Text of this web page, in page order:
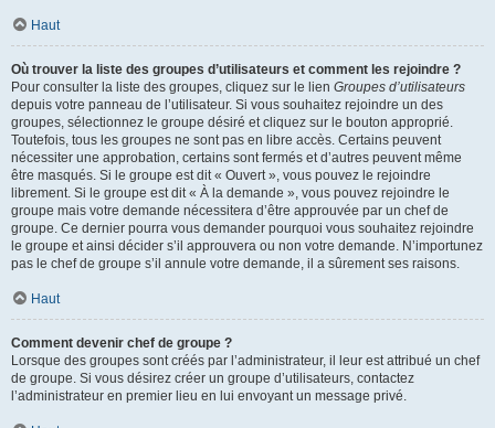
Haut
Où trouver la liste des groupes d’utilisateurs et comment les rejoindre ?
Pour consulter la liste des groupes, cliquez sur le lien Groupes d’utilisateurs
depuis votre panneau de l’utilisateur. Si vous souhaitez rejoindre un des
groupes, sélectionnez le groupe désiré et cliquez sur le bouton approprié.
Toutefois, tous les groupes ne sont pas en libre accès. Certains peuvent
nécessiter une approbation, certains sont fermés et d’autres peuvent même
être masqués. Si le groupe est dit « Ouvert », vous pouvez le rejoindre
librement. Si le groupe est dit « À la demande », vous pouvez rejoindre le
groupe mais votre demande nécessitera d’être approuvée par un chef de
groupe. Ce dernier pourra vous demander pourquoi vous souhaitez rejoindre
le groupe et ainsi décider s’il approuvera ou non votre demande. N’importunez
pas le chef de groupe s’il annule votre demande, il a sûrement ses raisons.
Haut
Comment devenir chef de groupe ?
Lorsque des groupes sont créés par l’administrateur, il leur est attribué un chef
de groupe. Si vous désirez créer un groupe d’utilisateurs, contactez
l’administrateur en premier lieu en lui envoyant un message privé.